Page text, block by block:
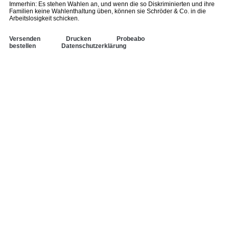
Immerhin: Es stehen Wahlen an, und wenn die so Diskriminierten und ihre
Familien keine Wahlenthaltung üben, können sie Schröder & Co. in die
Arbeitslosigkeit schicken.
Versenden Drucken
Probeabo
bestellen
Datenschutzerklärung